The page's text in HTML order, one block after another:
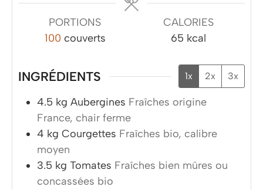
PORTIONS
100 couverts
CALORIES
65 kcal
INGRÉDIENTS 1x 2x 3x
4.5 kg Aubergines Fraîches origine
France, chair ferme
4 kg Courgettes Fraîches bio, calibre
moyen
3.5 kg Tomates Fraîches bien mûres ou
concassées bio